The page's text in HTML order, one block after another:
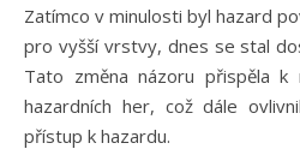
Zatímco v minulosti byl hazard
pro vyšší vrstvy, dnes se stal
Tato změna názoru přispěla k
hazardních her, což dále
přístup k hazardu.